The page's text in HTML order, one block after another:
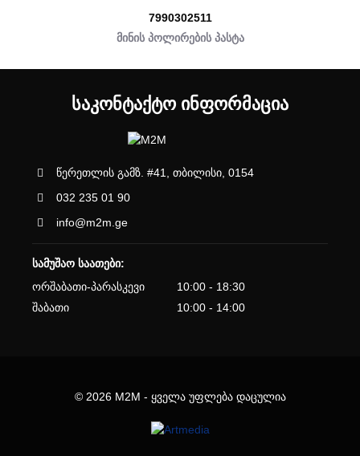
7990302511
მინის პოლირების პასტა
ᲡᲐᲙᲝᲜᲢᲐᲥᲢᲝ ᲘᲜᲤᲝᲠᲛᲐᲪᲘᲐ
წერეთლის გამზ. #41, თბილისი, 0154
032 235 01 90
info@m2m.ge
სამუშაო საათები:
ორშაბათი-პარასკევი
10:00 - 18:30
შაბათი
10:00 - 14:00
© 2026 M2M - ყველა უფლება დაცულია